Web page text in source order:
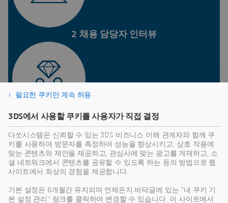
2 채용 담당자 인터뷰
3 관리자 인터뷰
지원하는 역할에 따라:
필요한 쿠키만 계속 허용
3DS에서 사용할 쿠키를 사용자가 직접 결정
다쏘시스템은 신뢰할 수 있는 3DS 비즈니스 이해 관계자와 함께 쿠
키를 사용하여 방문자를 측정하여 성능을 향상시키고, 상호 작용에
맞는 콘텐츠와 제안을 제공하고, 관심사에 맞는 광고를 게재하고, 소
셜 네트워크에서 콘텐츠를 공유할 수 있도록 하는 등의 방법으로 웹
사이트에서 최상의 경험을 제공합니다.
기본 설정은 6개월간 유지되며 언제든지 바닥글에 있는 "내 쿠키 기
본 설정 관리" 링크를 클릭하여 변경할 수 있습니다. 이 사이트에서